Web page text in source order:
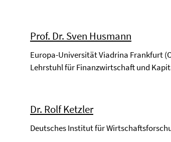
Prof. Dr. Sven Husmann
Europa-Universität Viadrina Frankfurt
Lehrstuhl für Finanzwirtschaft und
Dr. Rolf Ketzler
Deutsches Institut für